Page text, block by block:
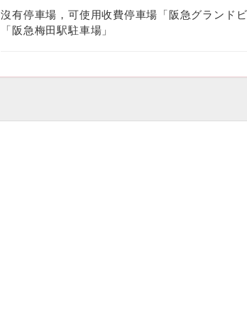
沒有停車場，可使用收費停車場「阪急グラン
「阪急梅田駅駐車場」